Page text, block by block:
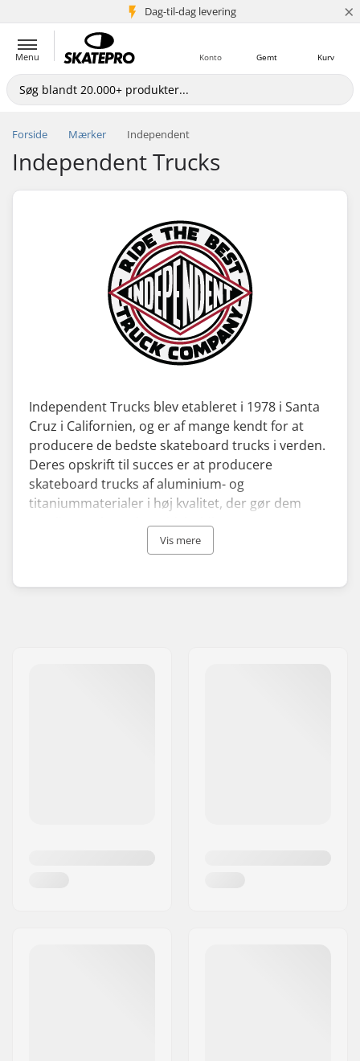
Dag-til-dag levering
5+ mio. kunder ×
Menu Kurv
Gemt
Konto
Forside Mærker Independent
Independent Trucks
Independent Trucks blev etableret i 1978 i Santa
Cruz i Californien, og er af mange kendt for at
producere de bedste skateboard trucks i verden.
Deres opskrift til succes er at producere
skateboard trucks af aluminium- og
titaniummaterialer i høj kvalitet, der gør dem
utrolig stærke og langtidsholdbare.
Independent og deres produktsortiment er
Vis mere